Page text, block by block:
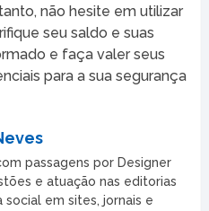
não hesite em utilizar
seu saldo e suas
e faça valer seus
para a sua segurança
passagens por Designer
e atuação nas editorias
social em sites, jornais e